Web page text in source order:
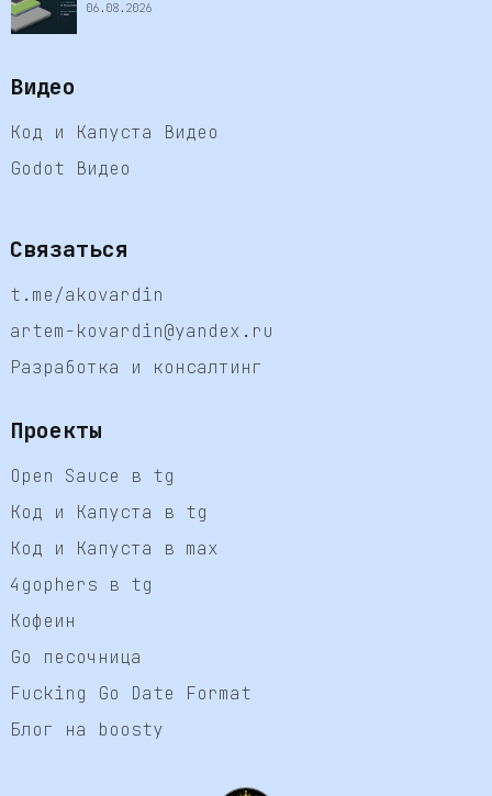
06.08.2026
Видео
Код и Капуста Видео
Godot Видео
Связаться
t.me/akovardin
artem-kovardin@yandex.ru
Разработка и консалтинг
Проекты
Open Sauce в tg
Код и Капуста в tg
Код и Капуста в max
4gophers в tg
Кофеин
Go песочница
Fucking Go Date Format
Блог на boosty